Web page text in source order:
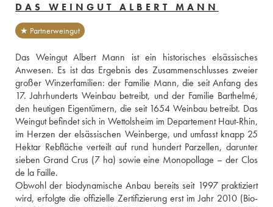
DAS WEINGUT ALBERT MANN
★ Partnerweingut
Das Weingut Albert Mann ist ein historisches elsässisches
Anwesen. Es ist das Ergebnis des Zusammenschlusses zweier
großer Winzerfamilien: der Familie Mann, die seit Anfang des
17. Jahrhunderts Weinbau betreibt, und der Familie Barthelmé,
den heutigen Eigentümern, die seit 1654 Weinbau betreibt. Das
Weingut befindet sich in Wettolsheim im Departement Haut-Rhin,
im Herzen der elsässischen Weinberge, und umfasst knapp 25
Hektar Rebfläche verteilt auf rund hundert Parzellen, darunter
sieben Grand Crus (7 ha) sowie eine Monopollage – der Clos
de la Faille.
Obwohl der biodynamische Anbau bereits seit 1997 praktiziert
wird, erfolgte die offizielle Zertifizierung erst im Jahr 2010 (Bio-